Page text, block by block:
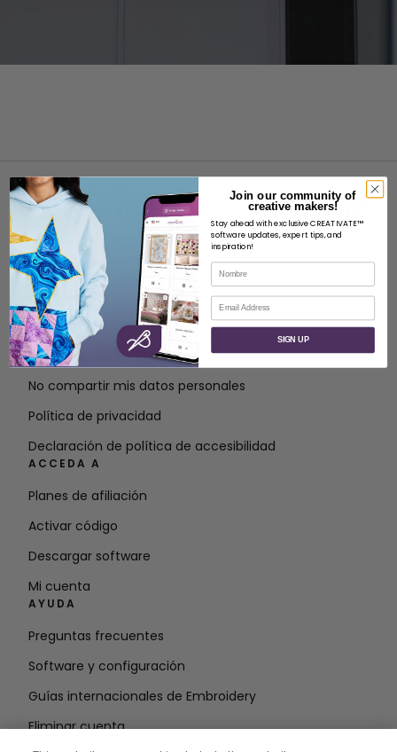
ACERCA DE
Acerca de SVP Worldwide
Póngase en contacto con
Condiciones de uso
No compartir mis datos personales
Política de privacidad
Declaración de política de accesibilidad
ACCEDA A
Planes de afiliación
Activar código
Descargar software
Mi cuenta
AYUDA
Preguntas frecuentes
Software y configuración
Guías internacionales de Embroidery
Eliminar cuenta
Join our community of
creative makers!
Stay ahead with exclusive CREATIVATE™
software updates, expert tips, and
inspiration!
Nombre
Correo electrónico
SIGN UP